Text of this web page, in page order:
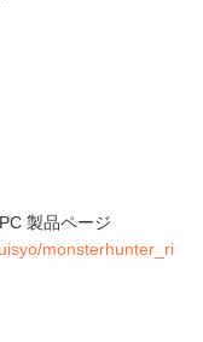
製品ページ
monsterhunter_ri